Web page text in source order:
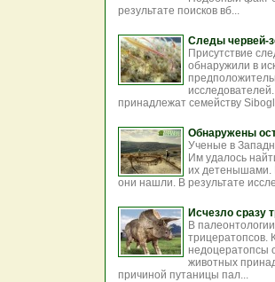
результате поисков вб...
Следы червей-
Присутствие
обнаружили в
принадлежат семейству
Обнаружены
Ученые в
Им удалось
их детенышами.
они нашли. В результате
Исчезло сразу
В
трицератопсов.
недоцератопсы
животных
причиной путаницы пал...